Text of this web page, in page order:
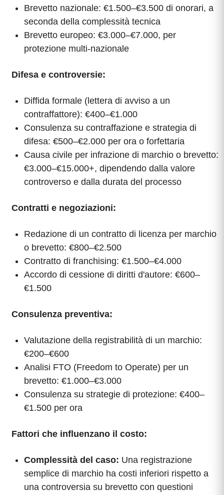
Brevetto nazionale: €1.500–€3.500 di onorari, a
seconda della complessità tecnica
Brevetto europeo: €3.000–€7.000, per
protezione multi-nazionale
Difesa e controversie:
Diffida formale (lettera di avviso a un
contraffattore): €400–€1.000
Consulenza su contraffazione e strategia di
difesa: €500–€2.000 per ora o forfettaria
Causa civile per infrazione di marchio o brevetto:
€3.000–€15.000+, dipendendo dalla valore
controverso e dalla durata del processo
Contratti e negoziazioni:
Redazione di un contratto di licenza per marchio
o brevetto: €800–€2.500
Contratto di franchising: €1.500–€4.000
Accordo di cessione di diritti d'autore: €600–
€1.500
Consulenza preventiva:
Valutazione della registrabilità di un marchio:
€200–€600
Analisi FTO (Freedom to Operate) per un
brevetto: €1.000–€3.000
Consulenza su strategie di protezione: €400–
€1.500 per ora
Fattori che influenzano il costo:
Complessità del caso: Una registrazione
semplice di marchio ha costi inferiori rispetto a
una controversia su brevetto con questioni